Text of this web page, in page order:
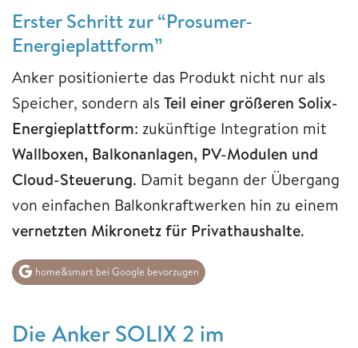
Erster Schritt zur “Prosumer-
Energieplattform”
Anker positionierte das Produkt nicht nur als
Speicher, sondern alsTeil einer größeren Solix-
Energieplattform: zukünftige Integration mit
Wallboxen, Balkonanlagen, PV-Modulen und
Cloud-Steuerung. Damit begann der Übergang
von einfachen Balkonkraftwerken hin zu einem
vernetzten Mikronetz für Privathaushalte.
home&smart bei Google bevorzugen
Die Anker SOLIX 2 im